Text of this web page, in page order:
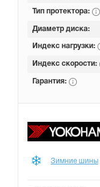
Тип протектора:
Диаметр диска:
Индекс нагрузки:
Индекс скорости:
Гарантия:
Зимние шины